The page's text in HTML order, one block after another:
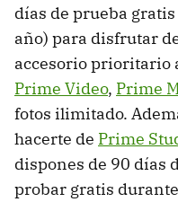
días de prueba
año) para disfrutar
accesorio prioritario
Prime Video, Prime
fotos ilimitado.
hacerte de Prime
dispones de 90 días
probar gratis